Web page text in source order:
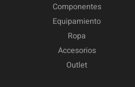
Componentes
Equipamiento
Ropa
Accesorios
Outlet